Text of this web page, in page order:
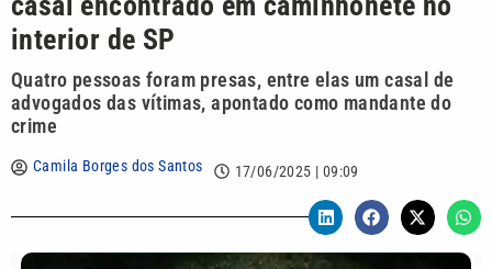
interior de SP
Quatro pessoas foram presas, entre elas um casal de
advogados das vítimas, apontado como mandante do
crime
Camila Borges dos Santos 17/06/2025 | 09:09